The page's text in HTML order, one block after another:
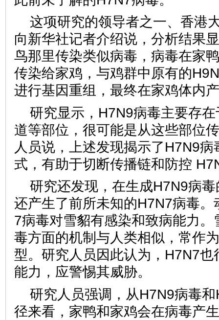
这项研究的领导者之一、香港
向新华社记者介绍说，分析结果
鸟那里传染类似病毒，病毒在家
传染给家鸡，与鸡群中原有的
进行基因重组，最终在家鸡体内
研究显示，H7N9病毒主要存
道等部位，很可能是从这些部位
人员说，上述发现揭示了H7N9
式，有助于切断传播链和防控
研究还发现，在生成H7N9病
还产生了前所未知的H7N7病毒
7病毒对雪貂有感染和致病能力
毒方面的机制与人类相似，常作
型。研究人员因此认为，H7N7
能力，应警惕其威胁。
研究人员强调，从H7N9病毒
径来看，家鸭和家鸡会在病毒产